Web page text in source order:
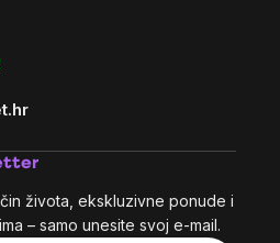
života, ekskluzivne ponude i
– samo unesite svoj e-mail.